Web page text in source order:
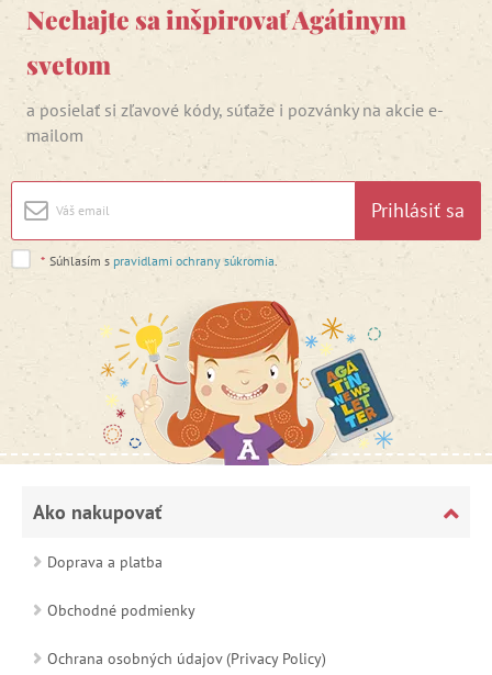
Nechajte sa inšpirovať Agátinym
svetom
a posielať si zľavové kódy, súťaže i pozvánky na akcie e-
mailom
Prihlásiť sa
* Súhlasím s pravidlami ochrany súkromia
Ako nakupovať
Doprava a platba
Obchodné podmienky
Ochrana osobných údajov (Privacy Policy)